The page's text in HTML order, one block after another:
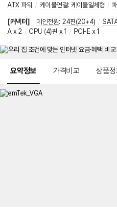
ATX 파워 / 케이블연결: 케이블일체형 /
[커넥터] 메인전원: 24핀(20+4) /
A x 2 / CPU (4)핀 x 1 / PCI-E x 1
요약정보 가격비교 상품